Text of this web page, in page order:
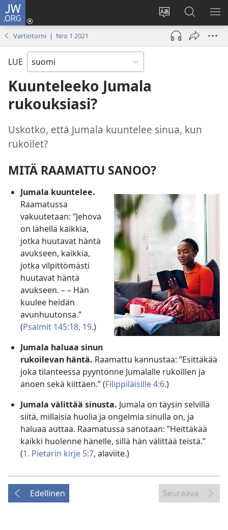
JW.ORG
Vaihda
sivuston
kieli
Kirjaudu
(avaa
uuden
ikkunan)
Hae
JW.ORG-
sivustolta
Vartiotorni | Nro 1 2021
LUE
Kuunteleeko Jumala
rukouksiasi?
Uskotko, että Jumala kuuntelee sinua, kun
rukoilet?
MITÄ RAAMATTU SANOO?
Jumala kuuntelee.
Raamatussa
vakuutetaan: ”Jehova
on lähellä kaikkia,
jotka huutavat häntä
avukseen, kaikkia,
jotka vilpittömästi
huutavat häntä
avukseen. – – Hän
kuulee heidän
avunhuutonsa.”
(Psalmit 145:18, 19.)
Jumala haluaa sinun
rukoilevan häntä. Raamattu kannustaa: ”Esittäkää
joka tilanteessa pyyntönne Jumalalle rukoillen ja
anoen sekä kiittäen.” (Filippiläisille 4:6.)
Jumala välittää sinusta. Jumala on täysin selvillä
siitä, millaisia huolia ja ongelmia sinulla on, ja
haluaa auttaa. Raamatussa sanotaan: ”Heittäkää
kaikki huolenne hänelle, sillä hän välittää teistä.”
(1. Pietarin kirje 5:7, alaviite.)
Edellinen Seuraava